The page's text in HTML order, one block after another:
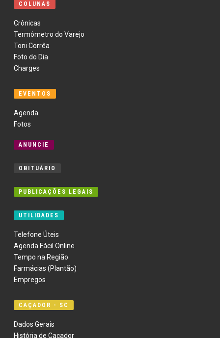
COLUNAS
Crônicas
Termômetro do Varejo
Toni Corrêa
Foto do Dia
Charges
EVENTOS
Agenda
Fotos
ANUNCIE
OBITUÁRIO
PUBLICAÇÕES LEGAIS
UTILIDADES
Telefone Úteis
Agenda Fácil Online
Tempo na Região
Farmácias (Plantão)
Empregos
CAÇADOR - SC
Dados Gerais
História de Caçador